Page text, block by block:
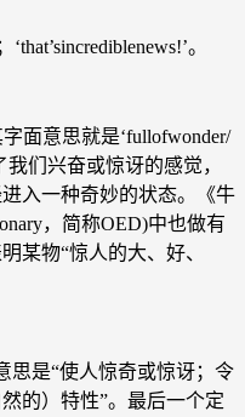
。
面意思就是‘fullofwonder/
们兴奋或惊讶的感觉，
入一种奇妙的状态。《牛
，简称OED)中也做有
某物“惊人的大、好、
思是“使人惊奇或惊讶；令
的）特性”。最后一个定